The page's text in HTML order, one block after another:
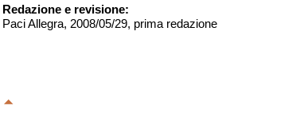
Redazione e revisione:
Paci Allegra, 2008/05/29, prima redazione